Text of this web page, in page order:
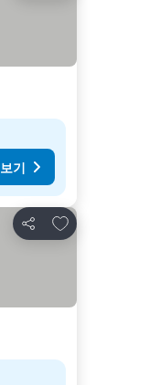
기
공유
즐겨찾기에 추가